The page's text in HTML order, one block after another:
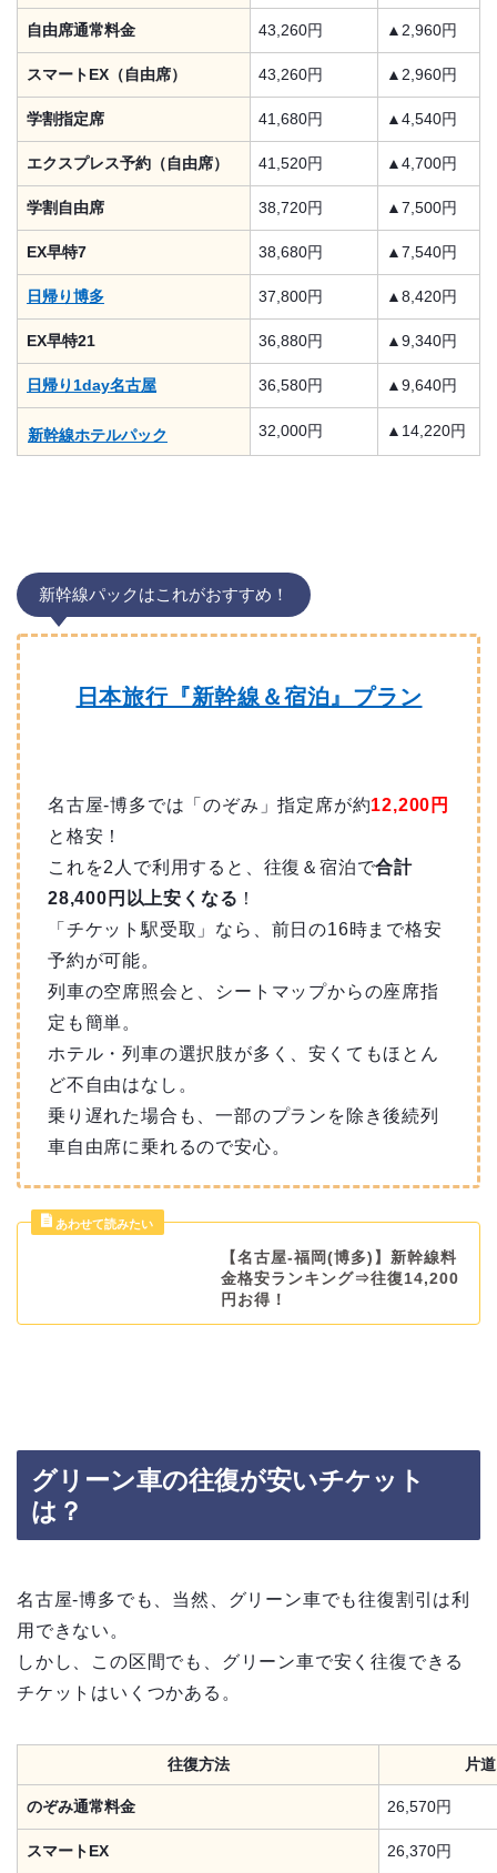
自由席通常料金 43,260円 ▲2,960円
スマートEX（自由席） 43,260円 ▲2,960円
学割指定席 41,680円 ▲4,540円
エクスプレス予約（自由席） 41,520円 ▲4,700円
学割自由席 38,720円 ▲7,500円
EX早特7 38,680円 ▲7,540円
日帰り博多 37,800円 ▲8,420円
EX早特21 36,880円 ▲9,340円
日帰り1day名古屋 36,580円 ▲9,640円
新幹線ホテルパック 32,000円 ▲14,220円
新幹線パックはこれがおすすめ！
日本旅行『新幹線＆宿泊』プラン
名古屋-博多では「のぞみ」指定席が約12,200円
と格安！
これを2人で利用すると、往復＆宿泊で合計
28,400円以上安くなる ！
「チケット駅受取」なら、前日の16時まで格安
予約が可能。
列車の空席照会と、シートマップからの座席指
定も簡単。
ホテル・列車の選択肢が多く、安くてもほとん
ど不自由はなし。
乗り遅れた場合も、一部のプランを除き後続列
車自由席に乗れるので安心。
【名古屋-福岡(博多)】新幹線料
金格安ランキング⇒往復14,200
円お得！
グリーン車の往復が安いチケット
は？
名古屋-博多でも、当然、グリーン車でも往復割引は利
用できない。
しかし、この区間でも、グリーン車で安く往復できる
チケットはいくつかある。
往復方法 片道
のぞみ通常料金 26,570円
スマートEX 26,370円